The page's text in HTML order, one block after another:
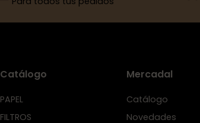
Catálogo
PAPEL
FILTROS
Mercadal
Catálogo
Novedades